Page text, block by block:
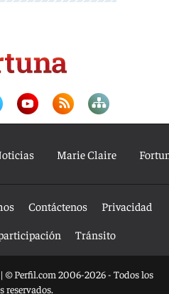
Marie Claire
Contáctenos
Privacidad
Tránsito
| © Perfil.com 2006-2026 - Todos los
reservados.